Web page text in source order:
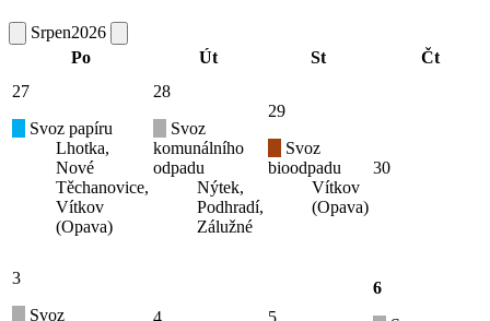
Srpen2026
Po
Út St
Čt
27
Svoz papíru
Lhotka,
Nové
Těchanovice,
Vítkov
(Opava)
28
Svoz
komunálního
odpadu
Nýtek,
Podhradí,
Zálužné
29
Svoz
bioodpadu
Vítkov
(Opava)
30
3
Svoz
4 5
6